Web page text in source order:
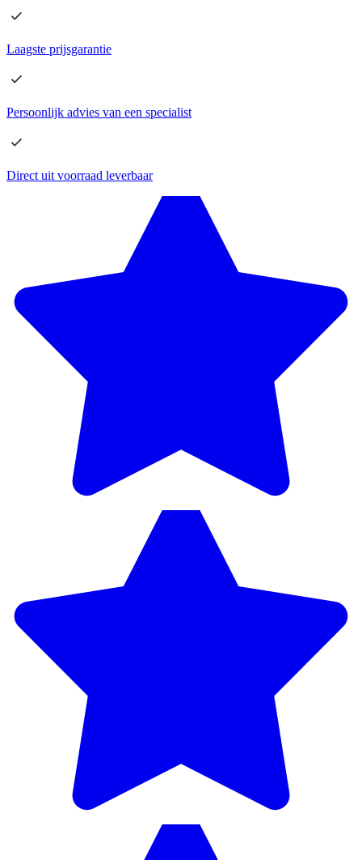
Laagste prijsgarantie
Persoonlijk advies van een specialist
Direct uit voorraad leverbaar